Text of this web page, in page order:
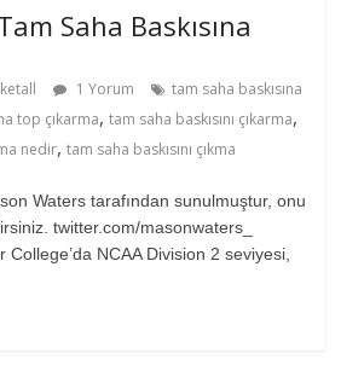
Saha Baskısına
1 Yorum
tam saha baskısına
top çıkarma,tam saha baskısını çıkarma,
nedir,tam saha baskısını çıkma
Waters tarafından sunulmuştur, onu
twitter.com/masonwaters_
NCAA Division 2 seviyesi,